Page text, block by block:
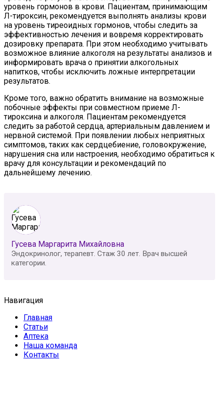
уровень гормонов в крови. Пациентам, принимающим
Л-тироксин, рекомендуется выполнять анализы крови
на уровень тиреоидных гормонов, чтобы следить за
эффективностью лечения и вовремя корректировать
дозировку препарата. При этом необходимо учитывать
возможное влияние алкоголя на результаты анализов и
информировать врача о принятии алкогольных
напитков, чтобы исключить ложные интерпретации
результатов.
Кроме того, важно обратить внимание на возможные
побочные эффекты при совместном приеме Л-
тироксина и алкоголя. Пациентам рекомендуется
следить за работой сердца, артериальным давлением и
нервной системой. При появлении любых неприятных
симптомов, таких как сердцебиение, головокружение,
нарушения сна или настроения, необходимо обратиться к
врачу для консультации и рекомендаций по
дальнейшему лечению.
Гусева Маргарита Михайловна
Эндокринолог, терапевт. Стаж 30 лет. Врач высшей
категории.
Навигация
Главная
Статьи
Аптека
Наша команда
Контакты